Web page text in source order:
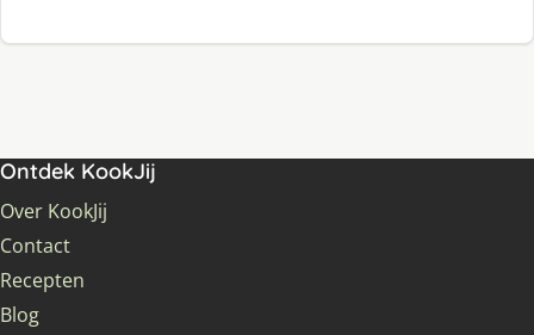
Ontdek KookJij
Over KookJij
Contact
Recepten
Blog